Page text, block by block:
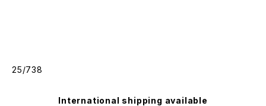
25/738
International shipping available